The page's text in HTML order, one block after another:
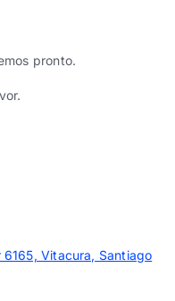
pronto.
Vitacura, Santiago